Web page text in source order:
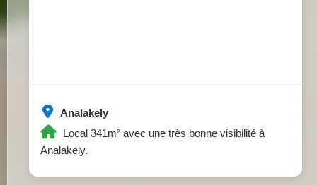
Analakely
Local 341m² avec une très bonne visibilité à
Analakely.